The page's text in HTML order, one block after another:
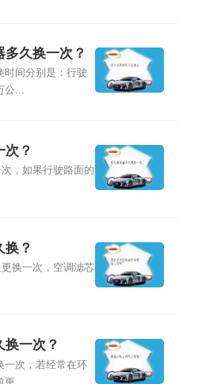
久换一次？
时间分别是：行驶
公...
次？
，如果行驶路面的
换？
换一次，空调滤芯
一次？
一次，若经常在环